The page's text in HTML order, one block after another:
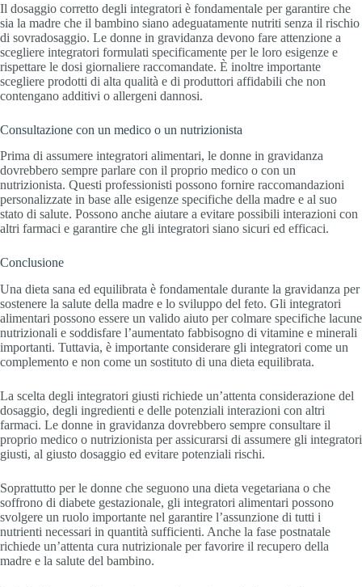
Il dosaggio corretto degli integratori è fondamentale per garantire che
sia la madre che il bambino siano adeguatamente nutriti senza il rischio
di sovradosaggio. Le donne in gravidanza devono fare attenzione a
scegliere integratori formulati specificamente per le loro esigenze e
rispettare le dosi giornaliere raccomandate. È inoltre importante
scegliere prodotti di alta qualità e di produttori affidabili che non
contengano additivi o allergeni dannosi.
Consultazione con un medico o un nutrizionista
Prima di assumere integratori alimentari, le donne in gravidanza
dovrebbero sempre parlare con il proprio medico o con un
nutrizionista. Questi professionisti possono fornire raccomandazioni
personalizzate in base alle esigenze specifiche della madre e al suo
stato di salute. Possono anche aiutare a evitare possibili interazioni con
altri farmaci e garantire che gli integratori siano sicuri ed efficaci.
Conclusione
Una dieta sana ed equilibrata è fondamentale durante la gravidanza per
sostenere la salute della madre e lo sviluppo del feto. Gli integratori
alimentari possono essere un valido aiuto per colmare specifiche lacune
nutrizionali e soddisfare l’aumentato fabbisogno di vitamine e minerali
importanti. Tuttavia, è importante considerare gli integratori come un
complemento e non come un sostituto di una dieta equilibrata.
La scelta degli integratori giusti richiede un’attenta considerazione del
dosaggio, degli ingredienti e delle potenziali interazioni con altri
farmaci. Le donne in gravidanza dovrebbero sempre consultare il
proprio medico o nutrizionista per assicurarsi di assumere gli integratori
giusti, al giusto dosaggio ed evitare potenziali rischi.
Soprattutto per le donne che seguono una dieta vegetariana o che
soffrono di diabete gestazionale, gli integratori alimentari possono
svolgere un ruolo importante nel garantire l’assunzione di tutti i
nutrienti necessari in quantità sufficienti. Anche la fase postnatale
richiede un’attenta cura nutrizionale per favorire il recupero della
madre e la salute del bambino.